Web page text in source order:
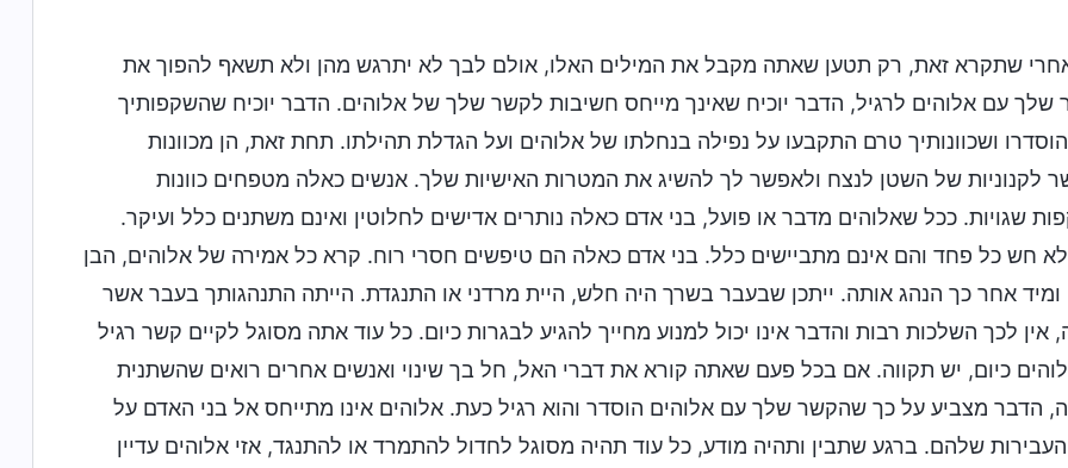
שתקרא זאת, רק תטען שאתה מקבל את המילים האלו, אולם לבך לא יתרגש מהן ולא תשאף להפוך את
שלך עם אלוהים לרגיל, הדבר יוכיח שאינך מייחס חשיבות לקשר שלך של אלוהים. הדבר יוכיח שהשקפותיך
ושכוונותיך טרם התקבעו על נפילה בנחלתו של אלוהים ועל הגדלת תהילתו. תחת זאת, הן מכוונות
לקנוניות של השטן לנצח ולאפשר לך להשיג את המטרות האישיות שלך. אנשים כאלה מטפחים כוונות
שגויות. ככל שאלוהים מדבר או פועל, בני אדם כאלה נותרים אדישים לחלוטין ואינם משתנים כלל ועיקר.
חש כל פחד והם אינם מתביישים כלל. בני אדם כאלה הם טיפשים חסרי רוח. קרא כל אמירה של אלוהים, הבן
ומיד אחר כך הנהג אותה. ייתכן שבעבר בשרך היה חלש, היית מרדני או התנגדת. הייתה התנהגותך בעבר אשר
אין לכך השלכות רבות והדבר אינו יכול למנוע מחייך להגיע לבגרות כיום. כל עוד אתה מסוגל לקיים קשר רגיל
כיום, יש תקווה. אם בכל פעם שאתה קורא את דברי האל, חל בך שינוי ואנשים אחרים רואים שהשתנית
הדבר מצביע על כך שהקשר שלך עם אלוהים הוסדר והוא רגיל כעת. אלוהים אינו מתייחס אל בני האדם על
שלהם. ברגע שתבין ותהיה מודע, כל עוד תהיה מסוגל לחדול להתמרד או להתנגד, אזי אלוהים עדיין